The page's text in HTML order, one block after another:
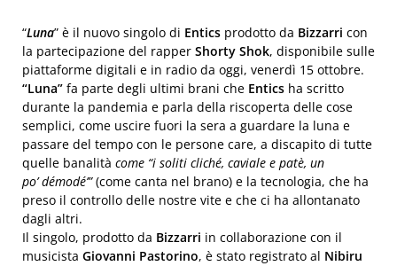
“Luna” è il nuovo singolo di Entics prodotto da Bizzarri con
la partecipazione del rapper Shorty Shok, disponibile sulle
piattaforme digitali e in radio da oggi, venerdì 15 ottobre.
“Luna” fa parte degli ultimi brani che Entics ha scritto
durante la pandemia e parla della riscoperta delle cose
semplici, come uscire fuori la sera a guardare la luna e
passare del tempo con le persone care, a discapito di tutte
quelle banalità come “i soliti cliché, caviale e patè, un
po’démodé’”(come canta nel brano) e la tecnologia, che ha
preso il controllo delle nostre vite e che ci ha allontanato
dagli altri.
Il singolo, prodotto da Bizzarri in collaborazione con il
musicista Giovanni Pastorino, è stato registrato al Nibiru